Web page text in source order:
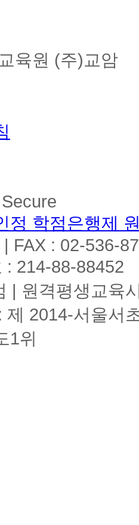
육원 (주)교암
정 학점은행제
FAX : 02-536-
: 214-88-88452
| 원격평생교육
제 2014-서울서
1위